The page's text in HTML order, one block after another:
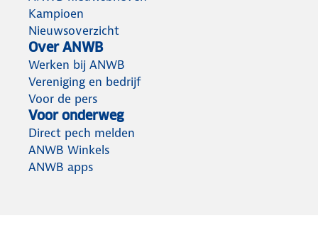
Kampioen
Nieuwsoverzicht
Over ANWB
Werken bij ANWB
Vereniging en bedrijf
Voor de pers
Voor onderweg
Direct pech melden
ANWB Winkels
ANWB apps